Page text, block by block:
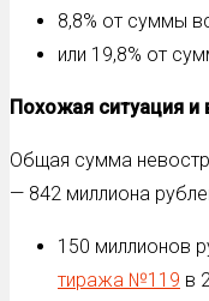
8,8% от суммы
или 19,8% от
Похожая ситуация и
Общая сумма
— 842 миллиона
150 миллионов
тиража №119 в